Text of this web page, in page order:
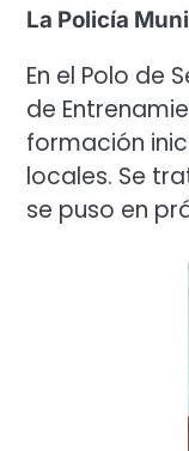
La Policía
En el Polo de
de
formación
locales. Se
se puso en